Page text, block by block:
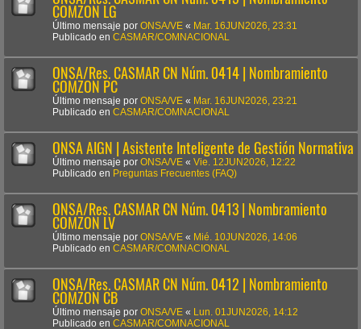
COMZON LG
Último mensaje por ONSA/VE « Mar. 16JUN2026, 23:31
Publicado en CASMAR/COMNACIONAL
ONSA/Res. CASMAR CN Núm. 0414 | Nombramiento
COMZON PC
Último mensaje por ONSA/VE « Mar. 16JUN2026, 23:21
Publicado en CASMAR/COMNACIONAL
ONSA AIGN | Asistente Inteligente de Gestión Normativa
Último mensaje por ONSA/VE « Vie. 12JUN2026, 12:22
Publicado en Preguntas Frecuentes (FAQ)
ONSA/Res. CASMAR CN Núm. 0413 | Nombramiento
COMZON LV
Último mensaje por ONSA/VE « Mié. 10JUN2026, 14:06
Publicado en CASMAR/COMNACIONAL
ONSA/Res. CASMAR CN Núm. 0412 | Nombramiento
COMZON CB
Último mensaje por ONSA/VE «
Lun. 01JUN2026, 14:12
Publicado en CASMAR/COMNACIONAL